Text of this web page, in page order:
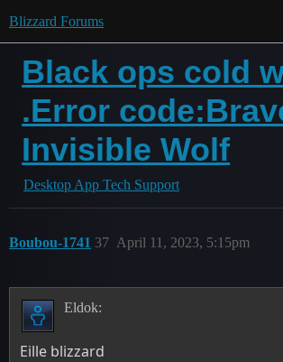
Blizzard Forums
Black ops cold
.Error
Invisible Wolf
Desktop App Tech Support
Boubou-1741 April 11, 2023, 5:15pm
37
Eldok:
Eille blizzard